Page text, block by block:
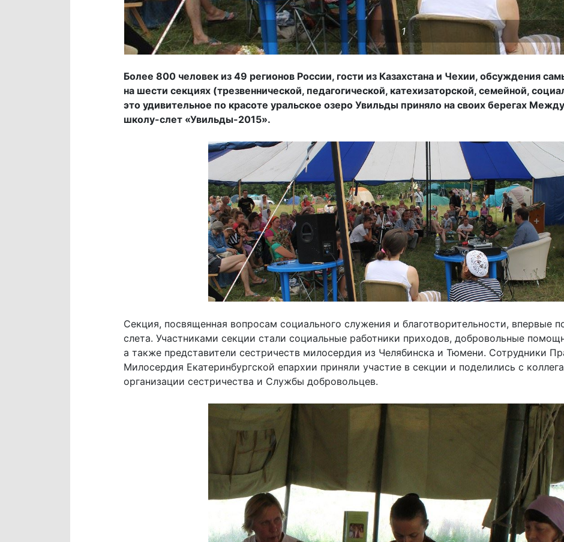
1
Более 800 человек из 49 регионов России, гости из Казахстана и Чехии, обсуждения
на шести секциях (трезвеннической, педагогической, катехизаторской, семейной,
это удивительное по красоте уральское озеро Увильды приняло на своих берегах
школу-слет «Увильды-2015».
Секция, посвященная вопросам социального служения и благотворительности, впервые
слета. Участниками секции стали социальные работники приходов, добровольные
а также представители сестричеств милосердия из Челябинска и Тюмени. Сотрудники
Милосердия Екатеринбургской епархии приняли участие в секции и поделились с
организации сестричества и Службы добровольцев.